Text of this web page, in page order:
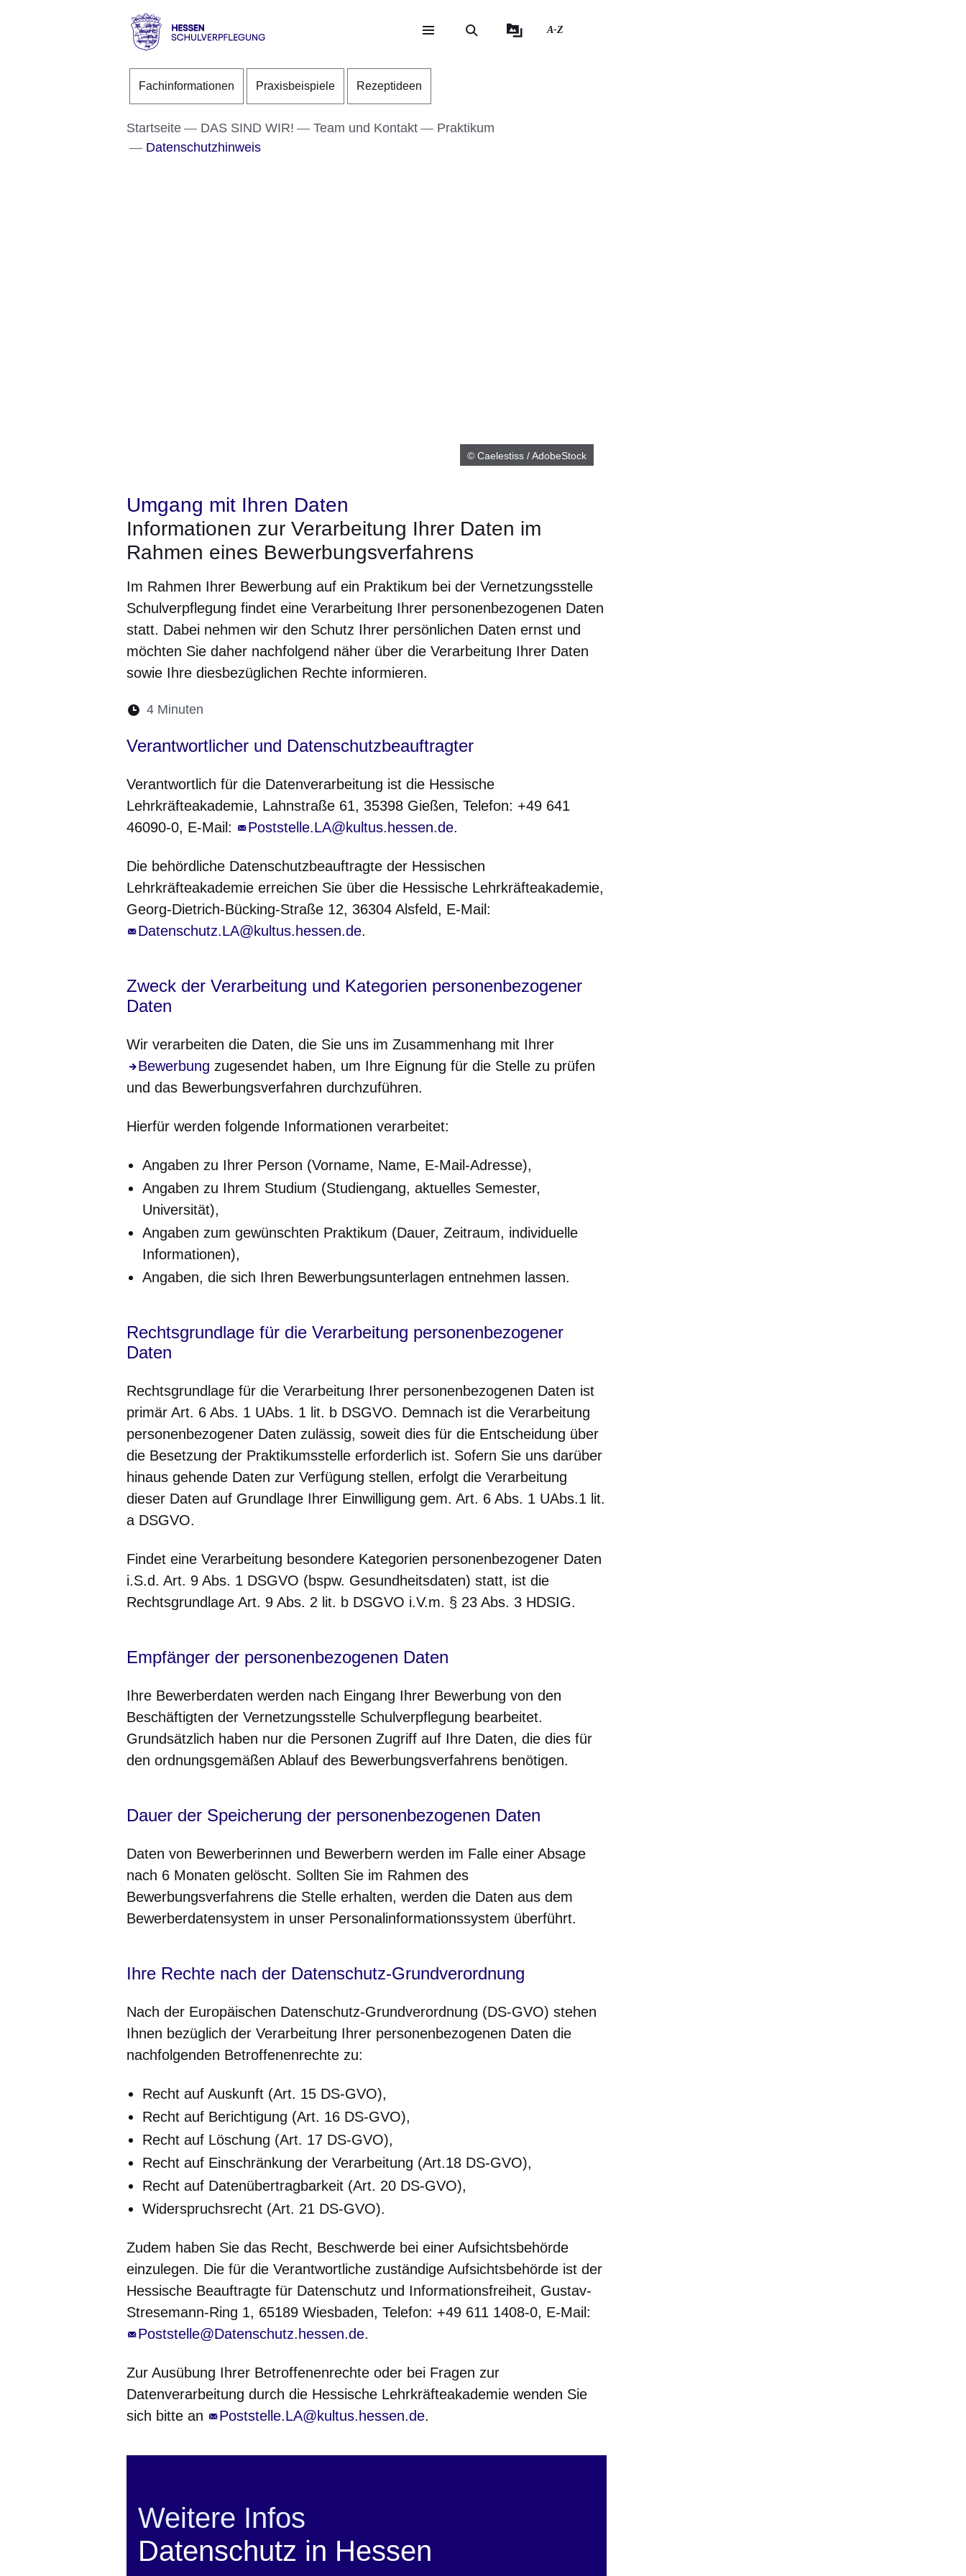
Direkt zum Kopf der Seite
Direkt zum Inhalt
Direkt zum Fuß der Seite
Schulverpflegung
A-Z
Fachinformationen Praxisbeispiele Rezeptideen
Startseite DAS SIND WIR! Team und Kontakt
Praktikum
Datenschutzhinweis
© Caelestiss / AdobeStock
Umgang mit Ihren Daten
Informationen zur Verarbeitung Ihrer Daten im
Rahmen eines Bewerbungsverfahrens
Im Rahmen Ihrer Bewerbung auf ein Praktikum bei der Vernetzungsstelle
Schulverpflegung findet eine Verarbeitung Ihrer personenbezogenen Daten
statt. Dabei nehmen wir den Schutz Ihrer persönlichen Daten ernst und
möchten Sie daher nachfolgend näher über die Verarbeitung Ihrer Daten
sowie Ihre diesbezüglichen Rechte informieren.
Lesedauer:
4 Minuten
Verantwortlicher und Datenschutzbeauftragter
Verantwortlich für die Datenverarbeitung ist die Hessische
Lehrkräfteakademie, Lahnstraße 61, 35398 Gießen, Telefon: +49 641
46090-0, E-Mail:
Poststelle.LA@kultus.hessen.de.
Die behördliche Datenschutzbeauftragte der Hessischen
Lehrkräfteakademie erreichen Sie über die Hessische Lehrkräfteakademie,
Georg-Dietrich-Bücking-Straße 12, 36304 Alsfeld, E-Mail:
Datenschutz.LA@kultus.hessen.de.
Zweck der Verarbeitung und Kategorien personenbezogener
Daten
Wir verarbeiten die Daten, die Sie uns im Zusammenhang mit Ihrer
Bewerbung
Öffnet sich in einem neuen Fenster
zugesendet haben, um Ihre Eignung für die Stelle zu prüfen
und das Bewerbungsverfahren durchzuführen.
Hierfür werden folgende Informationen verarbeitet:
Angaben zu Ihrer Person (Vorname, Name, E-Mail-Adresse),
Angaben zu Ihrem Studium (Studiengang, aktuelles Semester,
Universität),
Angaben zum gewünschten Praktikum (Dauer, Zeitraum, individuelle
Informationen),
Angaben, die sich Ihren Bewerbungsunterlagen entnehmen lassen.
Rechtsgrundlage für die Verarbeitung personenbezogener
Daten
Rechtsgrundlage für die Verarbeitung Ihrer personenbezogenen Daten ist
primär Art. 6 Abs. 1 UAbs. 1 lit. b DSGVO. Demnach ist die Verarbeitung
personenbezogener Daten zulässig, soweit dies für die Entscheidung über
die Besetzung der Praktikumsstelle erforderlich ist. Sofern Sie uns darüber
hinaus gehende Daten zur Verfügung stellen, erfolgt die Verarbeitung
dieser Daten auf Grundlage Ihrer Einwilligung gem. Art. 6 Abs. 1 UAbs.1 lit.
a DSGVO.
Findet eine Verarbeitung besondere Kategorien personenbezogener Daten
i.S.d. Art. 9 Abs. 1 DSGVO (bspw. Gesundheitsdaten) statt, ist die
Rechtsgrundlage Art. 9 Abs. 2 lit. b DSGVO i.V.m. § 23 Abs. 3 HDSIG.
Empfänger der personenbezogenen Daten
Ihre Bewerberdaten werden nach Eingang Ihrer Bewerbung von den
Beschäftigten der Vernetzungsstelle Schulverpflegung bearbeitet.
Grundsätzlich haben nur die Personen Zugriff auf Ihre Daten, die dies für
den ordnungsgemäßen Ablauf des Bewerbungsverfahrens benötigen.
Dauer der Speicherung der personenbezogenen Daten
Daten von Bewerberinnen und Bewerbern werden im Falle einer Absage
nach 6 Monaten gelöscht. Sollten Sie im Rahmen des
Bewerbungsverfahrens die Stelle erhalten, werden die Daten aus dem
Bewerberdatensystem in unser Personalinformationssystem überführt.
Ihre Rechte nach der Datenschutz-Grundverordnung
Nach der Europäischen Datenschutz-Grundverordnung (DS-GVO) stehen
Ihnen bezüglich der Verarbeitung Ihrer personenbezogenen Daten die
nachfolgenden Betroffenenrechte zu:
Recht auf Auskunft (Art. 15 DS-GVO),
Recht auf Berichtigung (Art. 16 DS-GVO),
Recht auf Löschung (Art. 17 DS-GVO),
Recht auf Einschränkung der Verarbeitung (Art.18 DS-GVO),
Recht auf Datenübertragbarkeit (Art. 20 DS-GVO),
Widerspruchsrecht (Art. 21 DS-GVO).
Zudem haben Sie das Recht, Beschwerde bei einer Aufsichtsbehörde
einzulegen. Die für die Verantwortliche zuständige Aufsichtsbehörde ist der
Hessische Beauftragte für Datenschutz und Informationsfreiheit, Gustav-
Stresemann-Ring 1, 65189 Wiesbaden, Telefon: +49 611 1408-0, E-Mail:
Poststelle@Datenschutz.hessen.de.
Zur Ausübung Ihrer Betroffenenrechte oder bei Fragen zur
Datenverarbeitung durch die Hessische Lehrkräfteakademie wenden Sie
sich bitte an
Poststelle.LA@kultus.hessen.de.
Weitere Infos
Datenschutz in Hessen